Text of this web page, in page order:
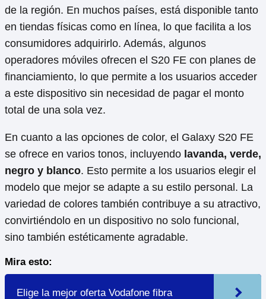
de la región. En muchos países, está disponible tanto
en tiendas físicas como en línea, lo que facilita a los
consumidores adquirirlo. Además, algunos
operadores móviles ofrecen el S20 FE con planes de
financiamiento, lo que permite a los usuarios acceder
a este dispositivo sin necesidad de pagar el monto
total de una sola vez.
En cuanto a las opciones de color, el Galaxy S20 FE
se ofrece en varios tonos, incluyendo lavanda, verde,
negro y blanco. Esto permite a los usuarios elegir el
modelo que mejor se adapte a su estilo personal. La
variedad de colores también contribuye a su atractivo,
convirtiéndolo en un dispositivo no solo funcional,
sino también estéticamente agradable.
Mira esto:
Elige la mejor oferta Vodafone fibra